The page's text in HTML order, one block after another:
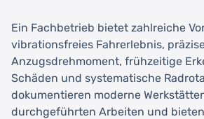
Ein Fachbetrieb bietet zahlreiche
vibrationsfreies Fahrerlebnis,
Anzugsdrehmoment, frühzeitige
Schäden und systematische
dokumentieren moderne
durchgeführten Arbeiten und